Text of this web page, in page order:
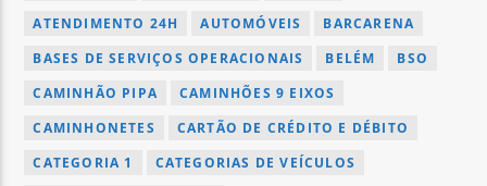
ATENDIMENTO 24H
AUTOMÓVEIS
BARCARENA
BASES DE SERVIÇOS OPERACIONAIS
BELÉM
BSO
CAMINHÃO PIPA
CAMINHÕES 9 EIXOS
CAMINHONETES
CARTÃO DE CRÉDITO E DÉBITO
CATEGORIA 1
CATEGORIAS DE VEÍCULOS